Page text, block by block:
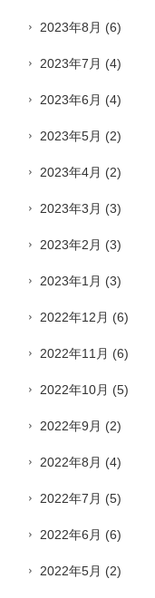
2023年8月 (6)
2023年7月 (4)
2023年6月 (4)
2023年5月 (2)
2023年4月 (2)
2023年3月 (3)
2023年2月 (3)
2023年1月 (3)
2022年12月 (6)
2022年11月 (6)
2022年10月 (5)
2022年9月 (2)
2022年8月 (4)
2022年7月 (5)
2022年6月 (6)
2022年5月 (2)